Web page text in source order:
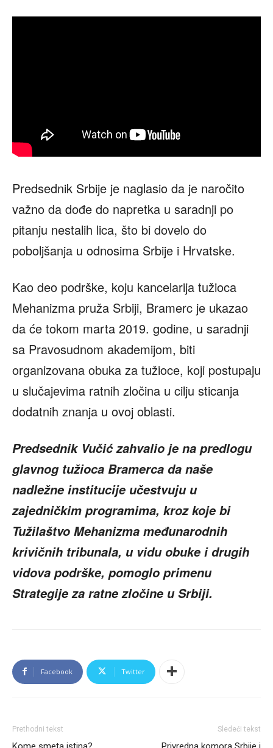
Predsednik Srbije je naglasio da je naročito
važno da dođe do napretka u saradnji po
pitanju nestalih lica, što bi dovelo do
poboljšanja u odnosima Srbije i Hrvatske.
Kao deo podrške, koju kancelarija tužioca
Mehanizma pruža Srbiji, Bramerc je ukazao
da će tokom marta 2019. godine, u saradnji
sa Pravosudnom akademijom, biti
organizovana obuka za tužioce, koji postupaju
u slučajevima ratnih zločina u cilju sticanja
dodatnih znanja u ovoj oblasti.
Predsednik Vučić zahvalio je na predlogu
glavnog tužioca Bramerca da naše
nadležne institucije učestvuju u
zajedničkim programima, kroz koje bi
Tužilaštvo Mehanizma međunarodnih
krivičnih tribunala, u vidu obuke i drugih
vidova podrške, pomoglo primenu
Strategije za ratne zločine u Srbiji.
Facebook Twitter
Prethodni tekst Sledeći tekst